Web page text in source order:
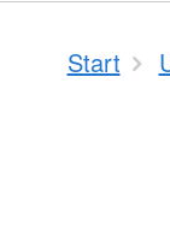
Start